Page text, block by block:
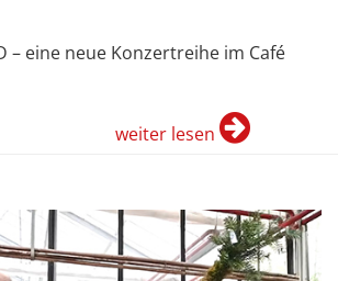
– eine neue Konzertreihe im Café
weiter lesen